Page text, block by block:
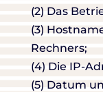
(2) Das
(3)
Rechners;
(4) Die IP-
(5) Datum